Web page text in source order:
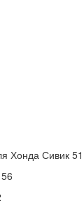
Хонда Сивик 51